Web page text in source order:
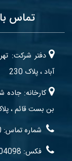
تماس
دفتر شرکت:
آباد ، پلاک 230
کارخانه: جاده
بن بست قائم ،
شماره تماس: 02166004240
فکس: 02166004098